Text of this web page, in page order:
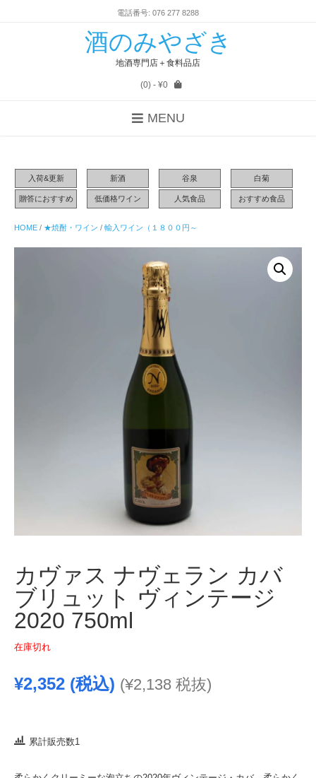
電話番号: 076 277 8288
酒のみやざき
地酒専門店＋食料品店
(0)- ¥0
MENU
入荷&更新 新酒 谷泉 白菊
贈答におすすめ 低価格ワイン 人気食品 おすすめ食品
HOME / ★焼酎・ワイン / 輸入ワイン（１８００円～
カヴァス ナヴェラン カバ
ブリュット ヴィンテージ
2020 750ml
在庫切れ
¥2,352 (税込) (¥2,138 税抜)
累計販売数1